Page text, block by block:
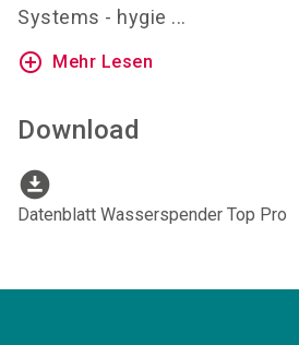
Systems - hygie ...
add_circle_outline Mehr Lesen
Download
download_for_offline
Datenblatt Wasserspender Top Pro